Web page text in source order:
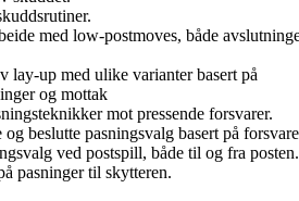
med low-postmoves, både
lay-up med ulike varianter basert på
og mottak
mot pressende forsvarer.
beslutte pasningsvalg basert på
ved postspill, både til og fra posten.
pasninger til skytteren.